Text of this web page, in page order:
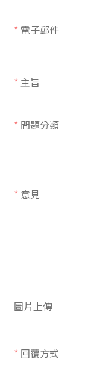
* 電子郵件
* 主旨
* 問題分類
* 意見
圖片上傳
* 回覆方式